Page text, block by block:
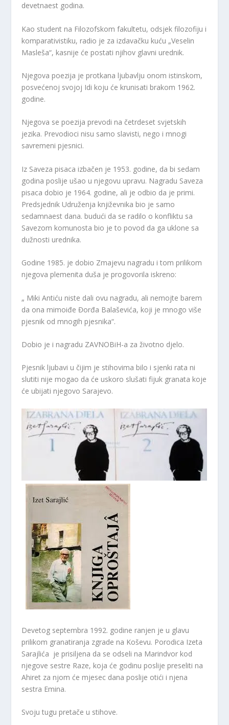
devetnaest godina.
Kao student na Filozofskom fakultetu, odsjek filozofiju i
komparativistiku, radio je za izdavačku kuću „Veselin
Masleša“, kasnije će postati njihov glavni urednik.
Njegova poezija je protkana ljubavlju onom istinskom,
posvećenoj svojoj Idi koju će krunisati brakom 1962.
godine.
Njegova se poezija prevodi na četrdeset svjetskih
jezika. Prevodioci nisu samo slavisti, nego i mnogi
savremeni pjesnici.
Iz Saveza pisaca izbačen je 1953. godine, da bi sedam
godina poslije ušao u njegovu upravu. Nagradu Saveza
pisaca dobio je 1964. godine, ali je odbio da je primi.
Predsjednik Udruženja književnika bio je samo
sedamnaest dana. budući da se radilo o konfliktu sa
Savezom komunosta bio je to povod da ga uklone sa
dužnosti urednika.
Godine 1985. je dobio Zmajevu nagradu i tom prilikom
njegova plemenita duša je progovorila iskreno:
„ Miki Antiću niste dali ovu nagradu, ali nemojte barem
da ona mimoiđe Đorđa Balaševića, koji je mnogo više
pjesnik od mnogih pjesnika“.
Dobio je i nagradu ZAVNOBiH-a za životno djelo.
Pjesnik ljubavi u čijim je stihovima bilo i sjenki rata ni
slutiti nije mogao da će uskoro slušati fijuk granata koje
će ubijati njegovo Sarajevo.
Devetog septembra 1992. godine ranjen je u glavu
prilikom granatiranja zgrade na Koševu. Porodica Izeta
Sarajlića je prisiljena da se odseli na Marindvor kod
njegove sestre Raze, koja će godinu poslije preseliti na
Ahiret za njom će mjesec dana poslije otići i njena
sestra Emina.
Svoju tugu pretače u stihove.